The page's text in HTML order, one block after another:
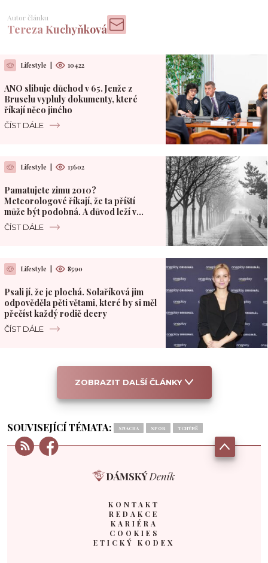
Autor článku
Tereza Kuchyňková
Lifestyle 10422
ANO slibuje důchod v 65. Jenže z
Bruselu vypluly dokumenty, které
říkají něco jiného
ČÍST DÁLE
Lifestyle 13602
Pamatujete zimu 2010?
Meteorologové říkají, že ta příští
může být podobná. A důvod leží v
Pacifiku
ČÍST DÁLE
Lifestyle 8590
Psali jí, že je plochá. Solaříková jim
odpověděla pěti větami, které by si měl
přečíst každý rodič dcery
ČÍST DÁLE
ZOBRAZIT DALŠÍ ČLÁNKY
SOUVISEJÍCÍ TÉMATA: SNACHA SPOR TCHÝNĚ
KONTAKT
REDAKCE
KARIÉRA
COOKIES
ETICKÝ KODEX